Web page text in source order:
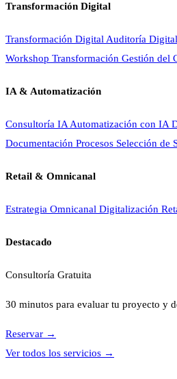
Transformación Digital
Transformación DigitalAuditoría Digital
Workshop Transformación Gestión del
IA & Automatización
Consultoría IAAutomatización con IA
Documentación Procesos Selección de
Retail & Omnicanal
Estrategia Omnicanal Digitalización
Destacado
Consultoría Gratuita
30 minutos para evaluar tu proyecto y
Reservar →
Ver todos los servicios →